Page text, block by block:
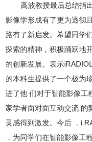
高波教授最后总结指
影像学形成有了更为透彻
路有了新启发。希望同学
探索的精神，积极踊跃地
的创新发展。表示
的本科生提供了一个极为
进了他 们对于智能影像工
家学者面对面互动交流 的
灵感得到激发。今后 ，i
，为同学们在智能影像工